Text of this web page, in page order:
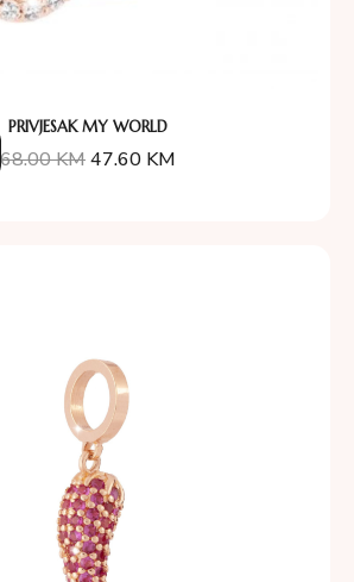
PRIVJESAK MY WORLD
68.00KM47.60 KM